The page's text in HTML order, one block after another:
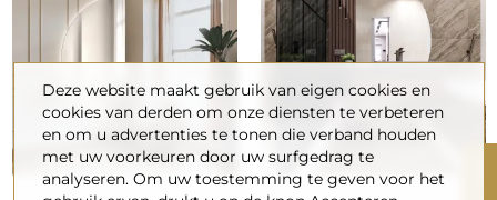
Deze website maakt gebruik van eigen cookies en
cookies van derden om onze diensten te verbeteren
en om u advertenties te tonen die verband houden
met uw voorkeuren door uw surfgedrag te
analyseren. Om uw toestemming te geven voor het